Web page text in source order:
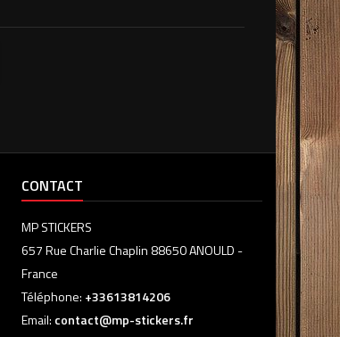
CONTACT
MP STICKERS
657 Rue Charlie Chaplin 88650 ANOULD -
France
Téléphone: +33613814206
Email: contact@mp-stickers.fr